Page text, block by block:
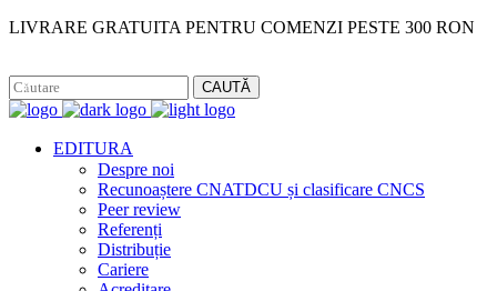
LIVRARE GRATUITA PENTRU COMENZI PESTE 300 RON
CAUTĂ
EDITURA
Despre noi
Recunoaștere CNATDCU și clasificare CNCS
Peer review
Referenți
Distribuție
Cariere